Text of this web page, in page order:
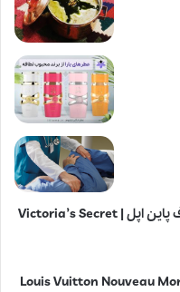
بادی اسپلش ویکتوریا سکرت اسکوئیز آف پاین اپل | Victoria’s Secret